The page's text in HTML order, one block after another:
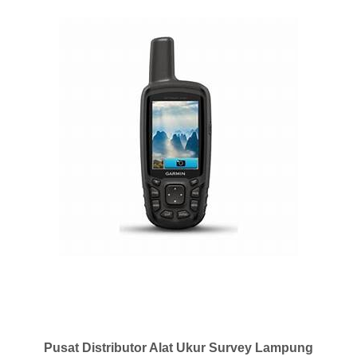
Pusat Distributor Alat Ukur Survey Lampung